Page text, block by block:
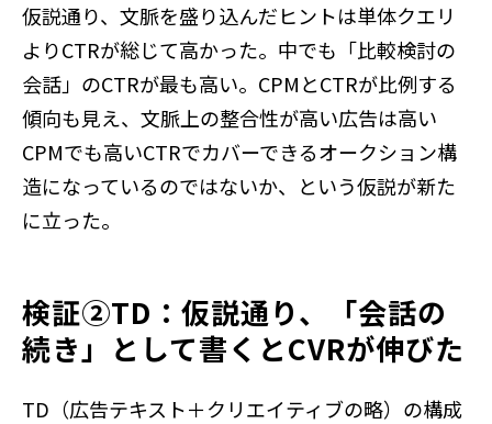
仮説通り、文脈を盛り込んだヒントは単体クエリ
よりCTRが総じて高かった。中でも「比較検討の
会話」のCTRが最も高い。CPMとCTRが比例する
傾向も見え、文脈上の整合性が高い広告は高い
CPMでも高いCTRでカバーできるオークション構
造になっているのではないか、という仮説が新た
に立った。
検証②TD：仮説通り、「会話の
続き」として書くとCVRが伸びた
TD（広告テキスト＋クリエイティブの略）の構成